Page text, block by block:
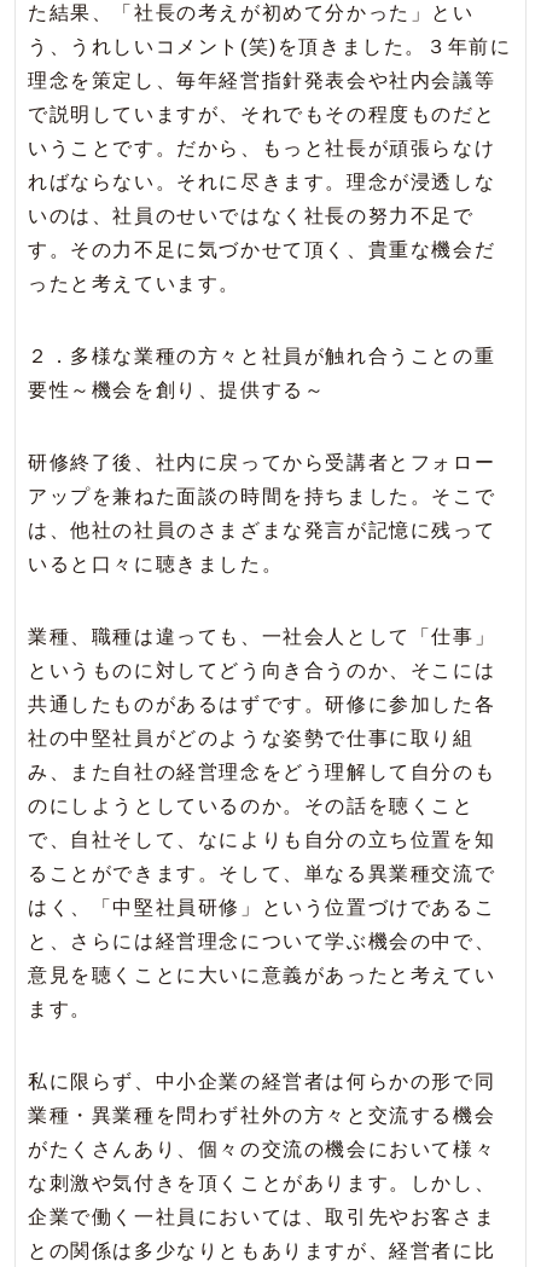
た結果、「社長の考えが初めて分かった」とい
う、うれしいコメント(笑)を頂きました。３年前に
理念を策定し、毎年経営指針発表会や社内会議等
で説明していますが、それでもその程度ものだと
いうことです。だから、もっと社長が頑張らなけ
ればならない。それに尽きます。理念が浸透しな
いのは、社員のせいではなく社長の努力不足で
す。その力不足に気づかせて頂く、貴重な機会だ
ったと考えています。
２．多様な業種の方々と社員が触れ合うことの重
要性～機会を創り、提供する～
研修終了後、社内に戻ってから受講者とフォロー
アップを兼ねた面談の時間を持ちました。そこで
は、他社の社員のさまざまな発言が記憶に残って
いると口々に聴きました。
業種、職種は違っても、一社会人として「仕事」
というものに対してどう向き合うのか、そこには
共通したものがあるはずです。研修に参加した各
社の中堅社員がどのような姿勢で仕事に取り組
み、また自社の経営理念をどう理解して自分のも
のにしようとしているのか。その話を聴くこと
で、自社そして、なによりも自分の立ち位置を知
ることができます。そして、単なる異業種交流で
はく、「中堅社員研修」という位置づけであるこ
と、さらには経営理念について学ぶ機会の中で、
意見を聴くことに大いに意義があったと考えてい
ます。
私に限らず、中小企業の経営者は何らかの形で同
業種・異業種を問わず社外の方々と交流する機会
がたくさんあり、個々の交流の機会において様々
な刺激や気付きを頂くことがあります。しかし、
企業で働く一社員においては、取引先やお客さま
との関係は多少なりともありますが、経営者に比